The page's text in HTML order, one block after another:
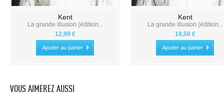
Kent
La grande illusion (édition...
12,99 €
Ajouter au panier
Kent
La grande illusion (édition...
18,50 €
Ajouter au panier
VOUS AIMEREZ AUSSI